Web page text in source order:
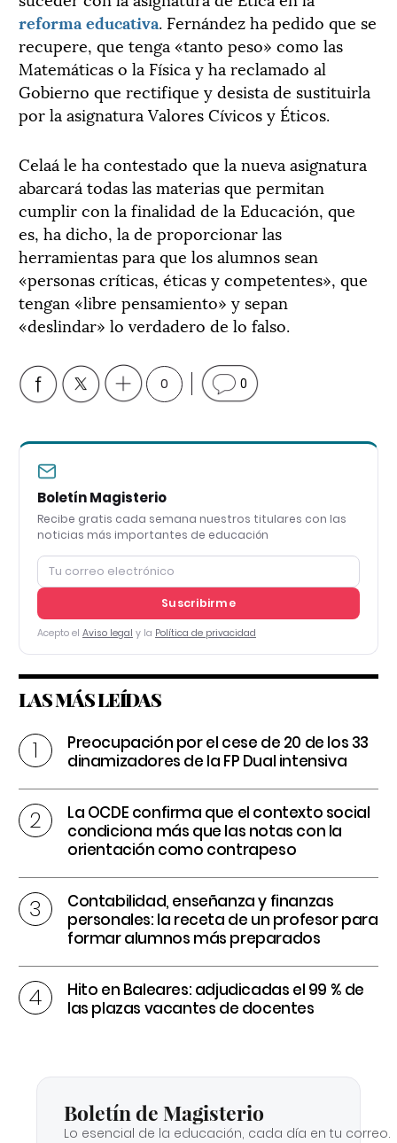
reforma educativa. Fernández ha pedido que se
recupere, que tenga «tanto peso» como las
Matemáticas o la Física y ha reclamado al
Gobierno que rectifique y desista de sustituirla
por la asignatura Valores Cívicos y Éticos.
Celaá le ha contestado que la nueva asignatura
abarcará todas las materias que permitan
cumplir con la finalidad de la Educación, que
es, ha dicho, la de proporcionar las
herramientas para que los alumnos sean
«personas críticas, éticas y competentes», que
tengan «libre pensamiento» y sepan
«deslindar» lo verdadero de lo falso.
0 0
Boletín Magisterio
Recibe gratis cada semana nuestros titulares con las
noticias más importantes de educación
Suscribirme
Acepto el Aviso legal y la Política de privacidad
LAS MÁS LEÍDAS
Preocupación por el cese de 20 de los 33
dinamizadores de la FP Dual intensiva
La OCDE confirma que el contexto social
condiciona más que las notas con la
orientación como contrapeso
Contabilidad, enseñanza y finanzas
personales: la receta de un profesor para
formar alumnos más preparados
Hito en Baleares: adjudicadas el 99 % de
las plazas vacantes de docentes
Boletín de Magisterio
Lo esencial de la educación, cada día en tu correo.